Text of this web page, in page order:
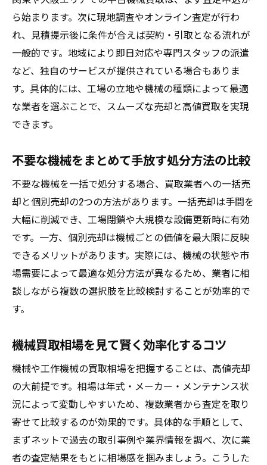
中古機械買取業者と相場の最新動向を活用
口コミから導く工場機械売却時の成功ポイ
ント
古い機械でも高く売るための工夫と査定基
準
工場機械まとめ売りで高値を引き出すテク
機械買取ランキング情報を交えた売却戦略
まとめ
ら始まります。次に現地調査やオンライン査定が行わ
れ、見積提示後に条件が合えば契約・引取となる流れが
一般的です。地域により即日対応や専門スタッフの派遣
など、独自のサービスが提供されている場合もありま
す。具体的には、工場の立地や機械の種類によって最適
な業者を選ぶことで、スムーズな売却と高値買取を実現
できます。
不要な機械をまとめて手放す処分方法の比較
不要な機械を一括で処分する場合、買取業者への一括売
却と個別売却の2つの方法があります。一括売却は手間を
大幅に削減でき、工場閉鎖や大規模な設備更新時に有効
です。一方、個別売却は機械ごとの価値を最大限に反映
できるメリットがあります。実際には、機械の状態や市
場需要によって最適な処分方法が異なるため、業者に相
談しながら複数の選択肢を比較検討することが効率的で
す。
機械買取相場を見て賢く効率化するコツ
機械や工作機械の買取相場を把握することは、高値売却
の大前提です。相場は年式・メーカー・メンテナンス状
況によって変動しやすいため、複数業者から査定を取り
寄せて比較するのが効果的です。具体的な手順として、
まずネットで過去の取引事例や業界情報を調べ、次に業
者の査定結果をもとに相場感を掴みましょう。こうした